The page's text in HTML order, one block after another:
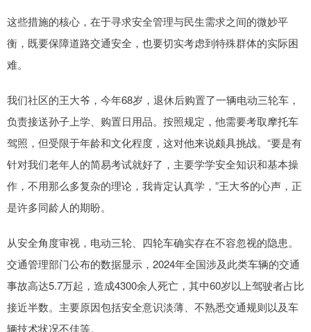
这些措施的核心，在于寻求安全管理与民生需求之间的微妙平
衡，既要保障道路交通安全，也要切实考虑到特殊群体的实际困
难。
我们社区的王大爷，今年68岁，退休后购置了一辆电动三轮车，
负责接送孙子上学、购置日用品。按照规定，他需要考取摩托车
驾照，但受限于年龄和文化程度，这对他来说颇具挑战。“要是有
针对我们老年人的简易考试就好了，主要学学安全知识和基本操
作，不用那么多复杂的理论，我肯定认真学，”王大爷的心声，正
是许多同龄人的期盼。
从安全角度审视，电动三轮、四轮车确实存在不容忽视的隐患。
交通管理部门公布的数据显示，2024年全国涉及此类车辆的交通
事故高达5.7万起，造成4300余人死亡，其中60岁以上驾驶者占比
接近半数。主要原因包括安全意识淡薄、不熟悉交通规则以及车
辆技术状况不佳等。